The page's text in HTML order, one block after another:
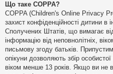
Що таке COPPA?
COPPA (Children's Online Privacy
захист конфіденційності дитини в
Сполучених Штатів, що вимагає
інформацію від неповнолітніх,
письмову згоду батьків.
опікуни дозволяють збір особистої
віком менше 13 років. Якщо ви не